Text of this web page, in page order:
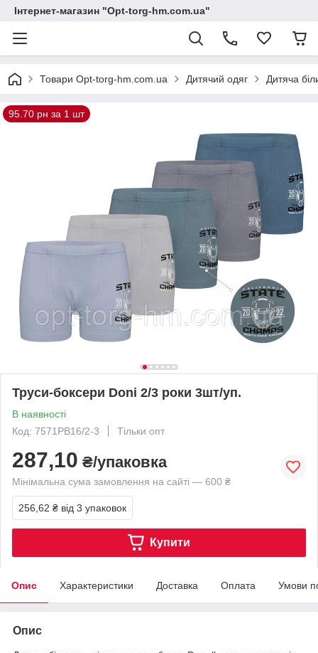
Інтернет-магазин "Opt-torg-hm.com.ua"
Товари Opt-torg-hm.com.ua Дитячий одяг Дитяча
95.70 рн за 1 шт
Труси-боксери Donі 2/3 роки 3шт/уп.
В наявності
Код: 7571PB16/2-3
Тільки опт
287,10 ₴/упаковка
Мінімальна сума замовлення на сайті — 600 ₴
256,62 ₴ від 3 упаковок
Купити
Опис Характеристики Доставка Оплата Умови
Опис